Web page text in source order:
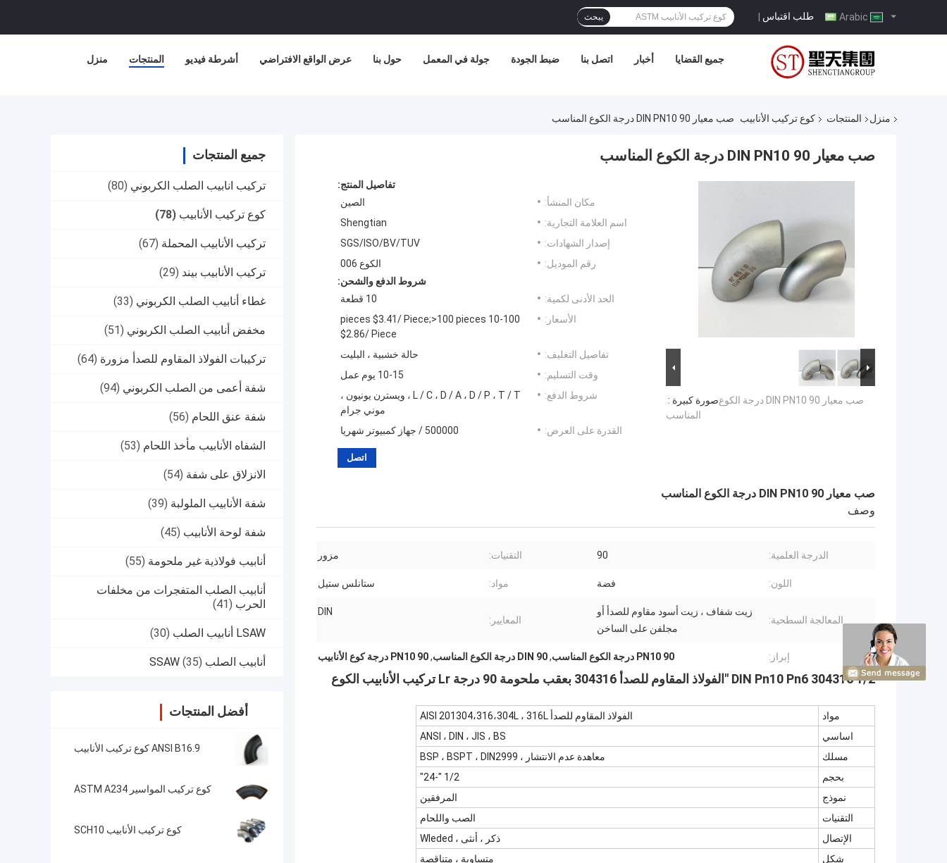
طلب اقتباس | يبحث
منزل المنتجات أشرطة فيديو عرض الواقع الافتراضي حول بنا جولة في المعمل ضبط الجودة اتصل بنا أخبار جميع القضايا
منزل المنتجات كوع تركيب الأنابيب صب معيار DIN PN10 90 درجة الكوع المناسب
جميع المنتجات
تركيب انابيب الصلب الكربوني (80)
كوع تركيب الأنابيب (78)
تركيب الأنابيب المحملة (67)
تركيب الأنابيب بيند (29)
غطاء أنابيب الصلب الكربوني (33)
مخفض أنابيب الصلب الكربوني (51)
تركيبات الفولاذ المقاوم للصدأ مزورة (64)
شفة أعمى من الصلب الكربوني (94)
شفة عنق اللحام (56)
الشفاه الأنابيب مأخذ اللحام (53)
الانزلاق على شفة (54)
شفة الأنابيب الملولبة (39)
شفة لوحة الأنابيب (45)
أنابيب فولاذية غير ملحومة (55)
أنابيب الصلب المتفجرات من مخلفات
الحرب (41)
LSAW أنابيب الصلب (30)
أنابيب الصلب SSAW (35)
أفضل المنتجات
ANSI B16.9 كوع تركيب الأنابيب
كوع تركيب المواسير ASTM A234
كوع تركيب الأنابيب SCH10
صب معيار DIN PN10 90 درجة الكوع المناسب
صورة كبيرة :صب معيار DIN PN10 90 درجة الكوع
المناسب
تفاصيل المنتج:
مكان المنشأ:
الصين
اسم العلامة التجارية:
Shengtian
إصدار الشهادات:
SGS/ISO/BV/TUV
رقم الموديل:
الكوع 006
شروط الدفع والشحن:
الحد الأدنى لكمية:
10 قطعة
الأسعار:
10-100 pieces $3.41/ Piece;>100 pieces
$2.86/ Piece
تفاصيل التغليف:
حالة خشبية ، البليت
وقت التسليم:
10-15 يوم عمل
شروط الدفع:
L / C ، D / A ، D / P ، T / T ، ويسترن يونيون ،
موني جرام
القدرة على العرض:
500000 / جهاز كمبيوتر شهريا
اتصل
صب معيار DIN PN10 90 درجة الكوع المناسب
وصف
الدرجة العلمية: 90 التقنيات: مزور
اللون: فضة مواد: ستانلس ستيل
المعالجة السطحية:
زيت شفاف ، زيت أسود مقاوم للصدأ أو
مجلفن على الساخن
المعايير:
DIN
إبراز: PN10 90 درجة الكوع المناسب ,DIN 90 درجة الكوع المناسب ,PN10 90 درجة كوع الأنابيب
DIN Pn10 Pn6 304316 1/2 "الفولاذ المقاوم للصدأ 304316 بعقب ملحومة 90 درجة Lr تركيب الأنابيب الكوع
مواد
الفولاذ المقاوم للصدأ AISI 201304،316،304L ، 316L
اساسي
ANSI ، DIN ، JIS ، BS
مسلك
معاهدة عدم الانتشار ، BSP ، BSPT ، DIN2999
بحجم
1/2 "-24"
نموذج
المرفقين
التقنيات
الصب واللحام
الإتصال
ذكر ، أنثى ، Wleded
شكل
متساوية ، متناقصة